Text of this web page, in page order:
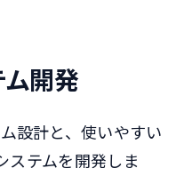
開発
設計と、使いやすい
ステムを開発しま